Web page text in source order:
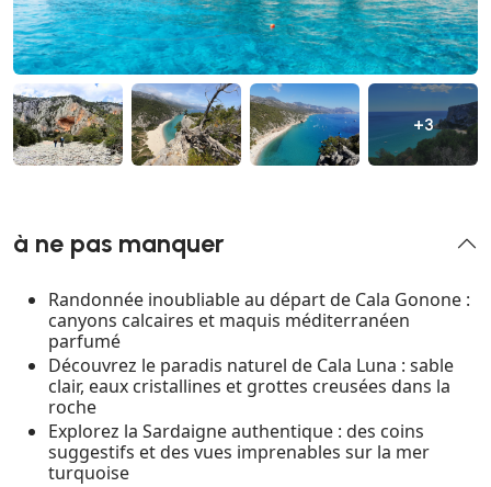
+3
à ne pas manquer
Randonnée inoubliable au départ de Cala Gonone :
canyons calcaires et maquis méditerranéen
parfumé
Découvrez le paradis naturel de Cala Luna : sable
clair, eaux cristallines et grottes creusées dans la
roche
Explorez la Sardaigne authentique : des coins
suggestifs et des vues imprenables sur la mer
turquoise